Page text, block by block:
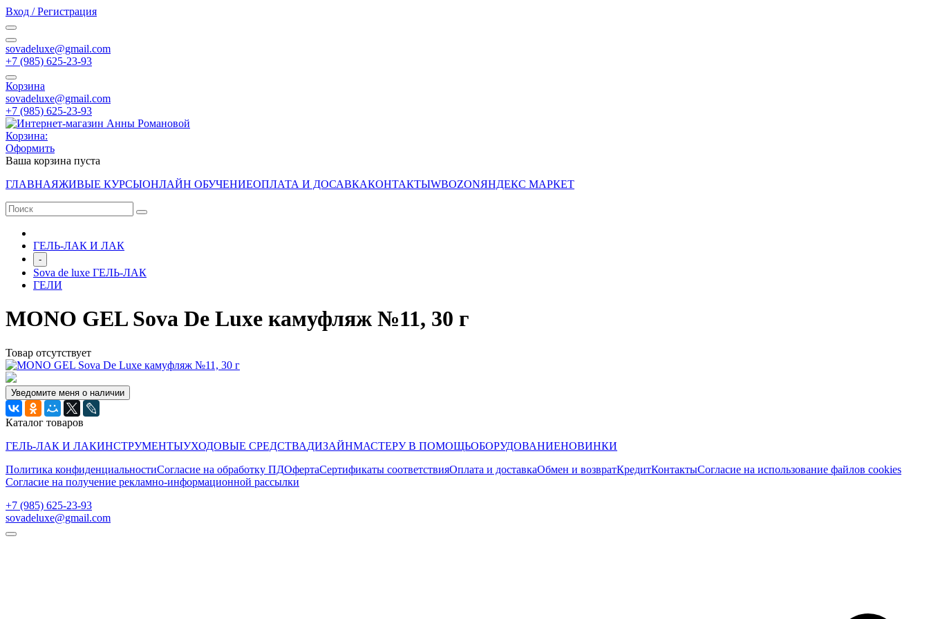
Вход / Регистрация
sovadeluxe@gmail.com
‭+7 (985) 625-23-93‬
Корзина
sovadeluxe@gmail.com
‭+7 (985) 625-23-93‬
Корзина:
Оформить
Ваша корзина пуста
ГЛАВНАЯЖИВЫЕ КУРСЫОНЛАЙН ОБУЧЕНИЕОПЛАТА И ДОСАВКАКОНТАКТЫWBOZONЯНДЕКС МАРКЕТ
ГЕЛЬ-ЛАК И ЛАК
-
Sova de luxe ГЕЛЬ-ЛАК
ГЕЛИ
MONO GEL Sova De Luxe камуфляж №11, 30 г
Товар отсутствует
Уведомите меня о наличии
Каталог товаров
ГЕЛЬ-ЛАК И ЛАКИНСТРУМЕНТЫУХОДОВЫЕ СРЕДСТВАДИЗАЙНМАСТЕРУ В ПОМОЩЬОБОРУДОВАНИЕНОВИНКИ
Политика конфиденциальностиСогласие на обработку ПДОфертаСертификаты соответствияОплата и доставкаОбмен и возвратКредитКонтактыСогласие на использование файлов cookies
Согласие на получение рекламно-информационной рассылки
‭+7 (985) 625-23-93‬
sovadeluxe@gmail.com